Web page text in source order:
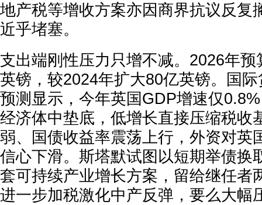
地产税等增收方案亦因商界抗议反复
近乎堵塞。
支出端刚性压力只增不减。2026年
英镑，较2024年扩大80亿英镑。国
预测显示，今年英国GDP增速仅
经济体中垫底，低增长直接压缩税收
弱、国债收益率震荡上行，外资对英
信心下滑。斯塔默试图以短期举债换
套可持续产业增长方案，留给继任者
进一步加税激化中产反弹，要么大幅